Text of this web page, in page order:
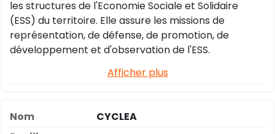
les structures de l'Economie Sociale et Solidaire
(ESS) du territoire. Elle assure les missions de
représentation, de défense, de promotion, de
développement et d'observation de l'ESS.
Afficher plus
CYCLEA